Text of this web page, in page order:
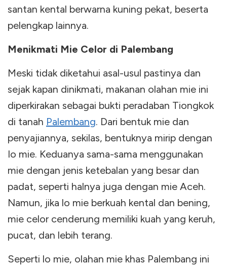
santan kental berwarna kuning pekat, beserta
pelengkap lainnya.
Menikmati Mie Celor di Palembang
Meski tidak diketahui asal-usul pastinya dan
sejak kapan dinikmati, makanan olahan mie ini
diperkirakan sebagai bukti peradaban Tiongkok
di tanah Palembang. Dari bentuk mie dan
penyajiannya, sekilas, bentuknya mirip dengan
Io mie. Keduanya sama-sama menggunakan
mie dengan jenis ketebalan yang besar dan
padat, seperti halnya juga dengan mie Aceh.
Namun, jika lo mie berkuah kental dan bening,
mie celor cenderung memiliki kuah yang keruh,
pucat, dan lebih terang.
Seperti lo mie, olahan mie khas Palembang ini